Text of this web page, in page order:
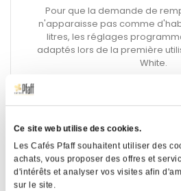
Ce site web utilise des cookies.
Les Cafés Pfaff souhaitent utiliser des
achats, vous proposer des offres et
d'intérêts et analyser vos visites afin
sur le site.
Pour que la demande de
n'apparaisse pas comme
litres, les réglages
adaptés lors de la première
White.
Seul un partenaire de
procéder à cette
Domaine
CLARIS Pro White est idéale
automatiques à café à deux
X9 Win, IMPRESSA X9 et